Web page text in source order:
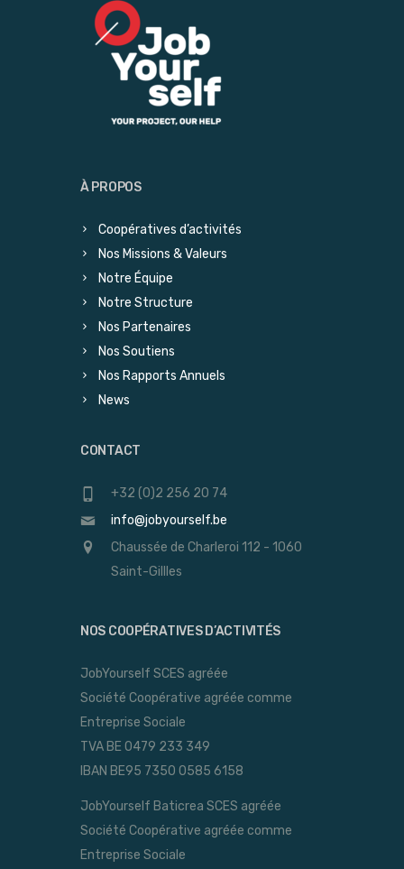
À PROPOS
Coopératives d’activités
Nos Missions & Valeurs
Notre Équipe
Notre Structure
Nos Partenaires
Nos Soutiens
Nos Rapports Annuels
News
CONTACT
+32 (0)2 256 20 74
info@jobyourself.be
Chaussée de Charleroi 112 - 1060
Saint-Gillles
NOS COOPÉRATIVES D’ACTIVITÉS
JobYourself SCES agréée
Société Coopérative agréée comme
Entreprise Sociale
TVA BE 0479 233 349
IBAN BE95 7350 0585 6158
JobYourself Baticrea SCES agréée
Société Coopérative agréée comme
Entreprise Sociale